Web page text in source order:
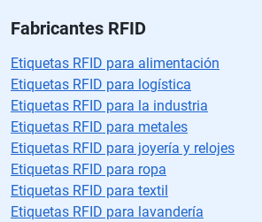
Fabricantes RFID
Etiquetas RFID para alimentación
Etiquetas RFID para logística
Etiquetas RFID para la industria
Etiquetas RFID para metales
Etiquetas RFID para joyería y relojes
Etiquetas RFID para ropa
Etiquetas RFID para textil
Etiquetas RFID para lavandería